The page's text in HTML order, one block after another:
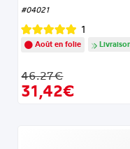
#04021
1
Août en folie
46.27€
31,42€